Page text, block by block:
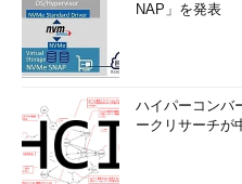
NAP」を発表
ハイパーコンバ
ークリサーチが